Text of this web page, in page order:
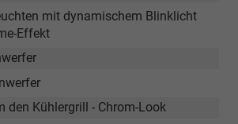
mit dynamischem Blinklicht
Effekt
den Kühlergrill - Chrom-Look